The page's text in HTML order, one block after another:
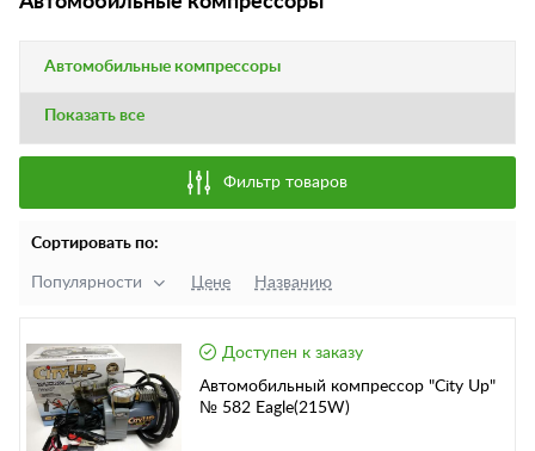
Автомобильные компрессоры
Показать все
Фильтр товаров
Сортировать по:
Популярности Цене Названию
Доступен к заказу
Автомобильный компрессор "City Up"
№ 582 Eagle(215W)